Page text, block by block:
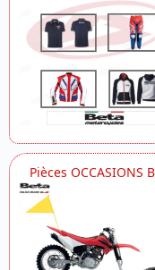
Pièces OCCASIONS